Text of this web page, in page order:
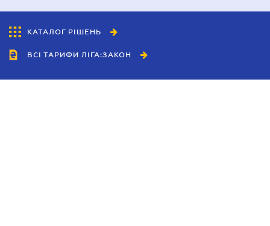
КАТАЛОГ РІШЕНЬ
ВСІ ТАРИФИ ЛІГА:ЗАКОН